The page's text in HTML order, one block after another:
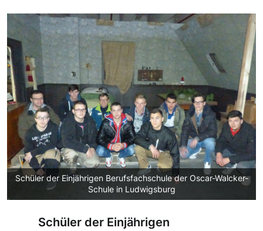
Schüler der Einjährigen Berufsfachschule der Oscar-Walcker-
Schule in Ludwigsburg
Schüler der Einjährigen